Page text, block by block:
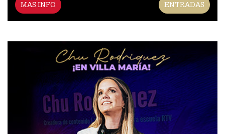
MAS INFO ENTRADAS